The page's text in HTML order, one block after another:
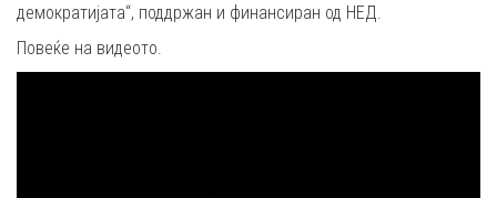
демократијата“, поддржан и финансиран од НЕД.
Повеќе на видеото.